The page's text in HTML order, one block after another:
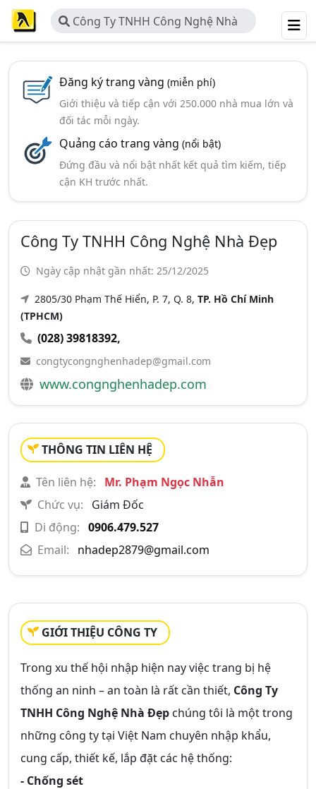
Công Ty TNHH Công Nghệ Nhà
Đẹp
Đăng ký trang vàng (miễn phí)
Giới thiệu và tiếp cận với 250.000 nhà mua lớn và
đối tác mỗi ngày.
Quảng cáo trang vàng (nổi bật)
Đứng đầu và nổi bật nhất kết quả tìm kiếm, tiếp
cận KH trước nhất.
Công Ty TNHH Công Nghệ Nhà Đẹp
Ngày cập nhật gần nhất: 25/12/2025
2805/30 Phạm Thế Hiển, P. 7, Q. 8, TP. Hồ Chí Minh
(TPHCM)
(028) 39818392,
congtycongnghenhadep@gmail.com
www.congnghenhadep.com
THÔNG TIN LIÊN HỆ
Tên liên hệ:
Mr. Phạm Ngọc Nhẫn
Chức vụ:
Giám Đốc
Di động: 0906.479.527
Email:
nhadep2879@gmail.com
GIỚI THIỆU CÔNG TY
Trong xu thế hội nhập hiện nay việc trang bị hệ
thống an ninh – an toàn là rất cần thiết, Công Ty
TNHH Công Nghệ Nhà Đẹp chúng tôi là một trong
những công ty tại Việt Nam chuyên nhập khẩu,
cung cấp, thiết kế, lắp đặt các hệ thống:
- Chống sét